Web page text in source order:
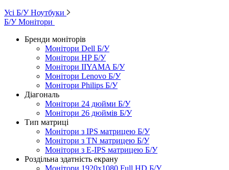
Усі Б/У Ноутбуки
Б/У Монітори
Бренди моніторів
Монітори Dell Б/У
Монітори HP Б/У
Монітори IIYAMA Б/У
Монітори Lenovo Б/У
Монітори Philips Б/У
Діагональ
Монітори 24 дюйми Б/У
Монітори 26 дюймів Б/У
Тип матриці
Монітори з IPS матрицею Б/У
Монітори з TN матрицею Б/У
Монітори з E-IPS матрицею Б/У
Роздільна здатність екрану
Монітори 1920x1080 Full HD Б/У